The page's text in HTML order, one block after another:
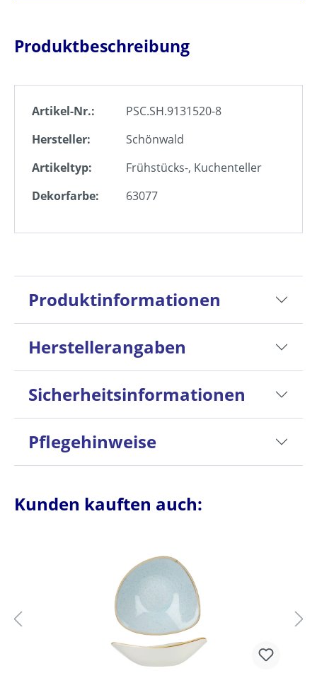
Produktbeschreibung
Artikel-Nr.:
PSC.SH.9131520-8
Hersteller:
Schönwald
Artikeltyp:
Frühstücks-, Kuchenteller
Dekorfarbe:
63077
Produktinformationen
Herstellerangaben
Sicherheitsinformationen
Pflegehinweise
Kunden kauften auch: